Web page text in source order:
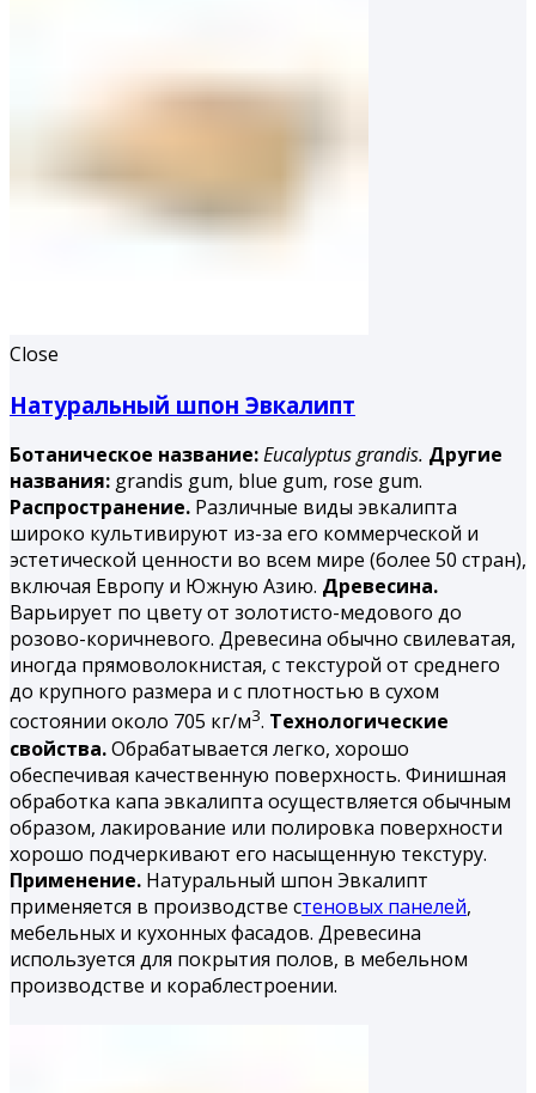
Close
Натуральный шпон Эвкалипт
Ботаническое название:Eucalyptus grandis. Другие
названия: grandis gum, blue gum, rose gum.
Распространение. Различные виды эвкалипта
широко культивируют из-за его коммерческой и
эстетической ценности во всем мире (более 50 стран),
включая Европу и Южную Азию. Древесина.
Варьирует по цвету от золотисто-медового до
розово-коричневого. Древесина обычно свилеватая,
иногда прямоволокнистая, с текстурой от среднего
до крупного размера и с плотностью в сухом
состоянии около 705 кг/м3. Технологические
свойства.Обрабатывается легко, хорошо
обеспечивая качественную поверхность. Финишная
обработка капа эвкалипта осуществляется обычным
образом, лакирование или полировка поверхности
хорошо подчеркивают его насыщенную текстуру.
Применение. Натуральный шпон Эвкалипт
применяется в производстве стеновых панелей,
мебельных и кухонных фасадов. Древесина
используется для покрытия полов, в мебельном
производстве и кораблестроении.